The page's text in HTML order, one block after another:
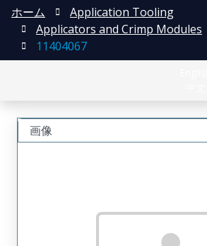
ホーム
Application Tooling
Applicators and Crimp Modules
11404067
画像